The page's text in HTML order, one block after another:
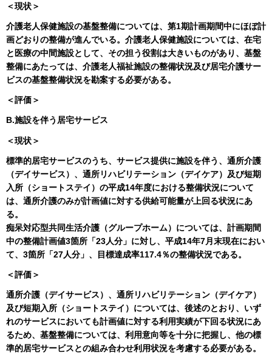
＜現状＞
介護老人保健施設の基盤整備については、第1期計画期間中にほぼ計
画どおりの整備が進んでいる。介護老人保健施設については、在宅
と医療の中間施設として、その担う役割は大きいものがあり、基盤
整備にあたっては、介護老人福祉施設の整備状況及び居宅介護サー
ビスの基盤整備状況を勘案する必要がある。
＜評価＞
B.施設を伴う居宅サービス
＜現状＞
標準的居宅サービスのうち、サービス提供に施設を伴う、通所介護
（デイサービス）、通所リハビリテーション（デイケア）及び短期
入所（ショートステイ）の平成14年度における整備状況について
は、通所介護のみが計画値に対する供給可能量が上回る状況にあ
る。
痴呆対応型共同生活介護（グループホーム）については、計画期間
中の整備計画値3箇所「23人分」に対し、平成14年7月末現在におい
て、3箇所「27人分」、目標達成率117.4％の整備状況である。
＜評価＞
通所介護（デイサービス）、通所リハビリテーション（デイケア）
及び短期入所（ショートステイ）については、後述のとおり、いず
れのサービスにおいても計画値に対する利用実績が下回る状況にあ
るため、基盤整備については、利用意向等を十分に把握し、他の標
準的居宅サービスとの組み合わせ利用状況を考慮する必要がある。